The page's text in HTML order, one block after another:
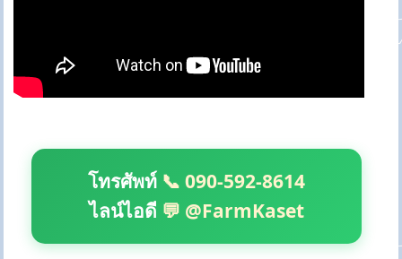
โทรศัพท์ 📞 090-592-8614
ไลน์ไอดี 💬 @FarmKaset